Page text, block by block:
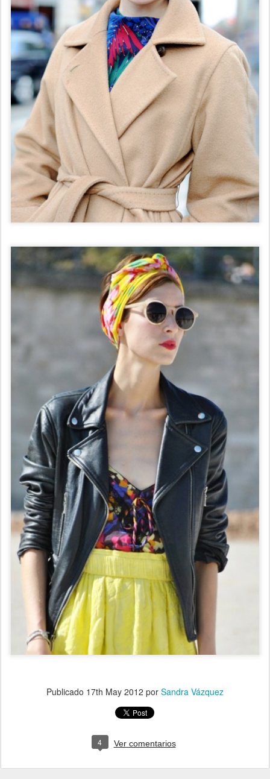
Publicado 17th May 2012 por Sandra Vázquez
4 Ver comentarios